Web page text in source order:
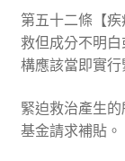
第五十二條【
救但成分不明
構應該當即實行
緊迫救治產生
基金請求補貼。